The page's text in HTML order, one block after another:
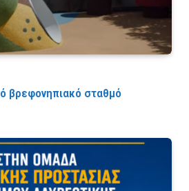
βρεφονηπιακό σταθμό